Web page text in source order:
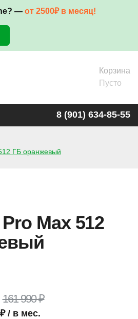
— от 2500₽ в месяц!
Корзина
Пусто
8 (901) 634-85-55
ГБ оранжевый
Max 512
161 990 ₽
/ в мес.